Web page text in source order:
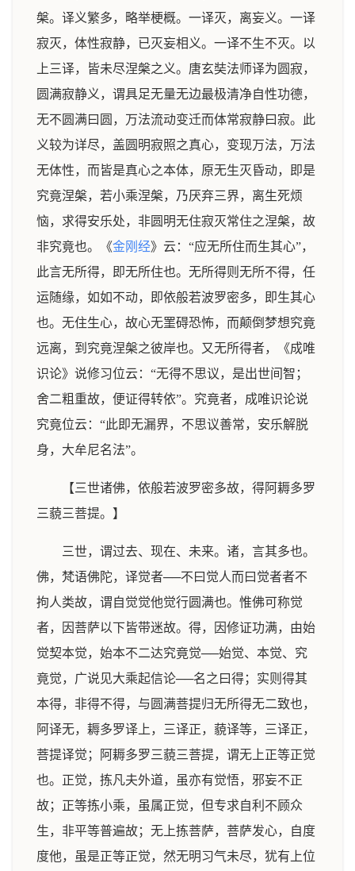
槃。译义繁多，略举梗概。一译灭，离妄义。一译
寂灭，体性寂静，已灭妄相义。一译不生不灭。以
上三译，皆未尽涅槃之义。唐玄奘法师译为圆寂，
圆满寂静义，谓具足无量无边最极清净自性功德，
无不圆满曰圆，万法流动变迁而体常寂静曰寂。此
义较为详尽，盖圆明寂照之真心，变现万法，万法
无体性，而皆是真心之本体，原无生灭昏动，即是
究竟涅槃，若小乘涅槃，乃厌弃三界，离生死烦
恼，求得安乐处，非圆明无住寂灭常住之涅槃，故
非究竟也。《金刚经》云：“应无所住而生其心”，
此言无所得，即无所住也。无所得则无所不得，任
运随缘，如如不动，即依般若波罗密多，即生其心
也。无住生心，故心无罣碍恐怖，而颠倒梦想究竟
远离，到究竟涅槃之彼岸也。又无所得者，《成唯
识论》说修习位云：“无得不思议，是出世间智；
舍二粗重故，便证得转依”。究竟者，成唯识论说
究竟位云：“此即无漏界，不思议善常，安乐解脱
身，大牟尼名法”。
【三世诸佛，依般若波罗密多故，得阿耨多罗
三藐三菩提。】
三世，谓过去、现在、未来。诸，言其多也。
佛，梵语佛陀，译觉者──不曰觉人而曰觉者者不
拘人类故，谓自觉觉他觉行圆满也。惟佛可称觉
者，因菩萨以下皆带迷故。得，因修证功满，由始
觉契本觉，始本不二达究竟觉──始觉、本觉、究
竟觉，广说见大乘起信论──名之曰得；实则得其
本得，非得不得，与圆满菩提归无所得无二致也，
阿译无，耨多罗译上，三译正，藐译等，三译正，
菩提译觉；阿耨多罗三藐三菩提，谓无上正等正觉
也。正觉，拣凡夫外道，虽亦有觉悟，邪妄不正
故；正等拣小乘，虽属正觉，但专求自利不顾众
生，非平等普遍故；无上拣菩萨，菩萨发心，自度
度他，虽是正等正觉，然无明习气未尽，犹有上位